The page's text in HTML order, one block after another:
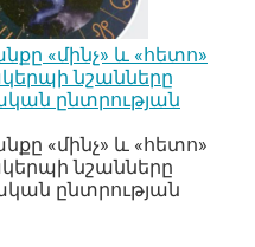
«մինչ» և «հետո»
նշանները
ընտրության
«մինչ» և «հետո»
նշանները
ընտրության